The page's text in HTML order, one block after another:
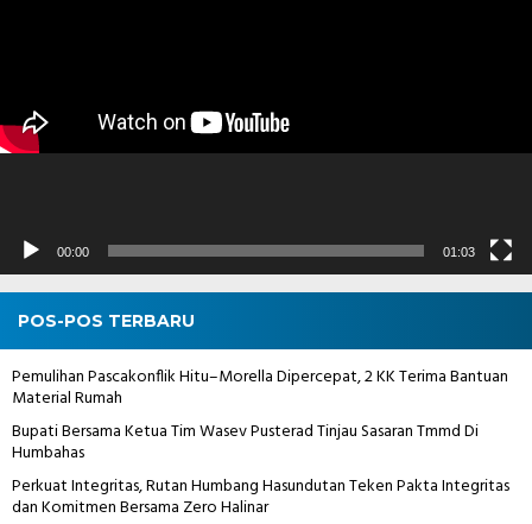
00:00 01:03
POS-POS TERBARU
Pemulihan Pascakonflik Hitu–Morella Dipercepat, 2 KK Terima Bantuan
Material Rumah
Bupati Bersama Ketua Tim Wasev Pusterad Tinjau Sasaran Tmmd Di
Humbahas
Perkuat Integritas, Rutan Humbang Hasundutan Teken Pakta Integritas
dan Komitmen Bersama Zero Halinar